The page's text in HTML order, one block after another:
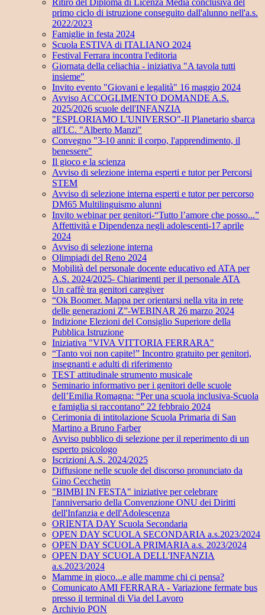
Ritiro del Diploma di Licenza Media conclusiva del
primo ciclo di istruzione conseguito dall'alunno nell'a.s.
2022/2023
Famiglie in festa 2024
Scuola ESTIVA di ITALIANO 2024
Festival Ferrara incontra l'editoria
Giornata della celiachia - iniziativa "A tavola tutti
insieme"
Invito evento "Giovani e legalità" 16 maggio 2024
Avviso ACCOGLIMENTO DOMANDE A.S.
2025/2026 scuole dell'INFANZIA
"ESPLORIAMO L'UNIVERSO"-Il Planetario sbarca
all'I.C. "Alberto Manzi"
Convegno "3-10 anni: il corpo, l'apprendimento, il
benessere"
Il gioco e la scienza
Avviso di selezione interna esperti e tutor per Percorsi
STEM
Avviso di selezione interna esperti e tutor per percorso
DM65 Multilinguismo alunni
Invito webinar per genitori-“Tutto l’amore che posso...”
Affettività e Dipendenza negli adolescenti-17 aprile
2024
Avviso di selezione interna
Olimpiadi del Reno 2024
Mobilità del personale docente educativo ed ATA per
A.S. 2024/2025- Chiarimenti per il personale ATA
Un caffè tra genitori caregiver
“Ok Boomer. Mappa per orientarsi nella vita in rete
delle generazioni Z”-WEBINAR 26 marzo 2024
Indizione Elezioni del Consiglio Superiore della
Pubblica Istruzione
Iniziativa "VIVA VITTORIA FERRARA"
“Tanto voi non capite!” Incontro gratuito per genitori,
insegnanti e adulti di riferimento
TEST attitudinale strumento musicale
Seminario informativo per i genitori delle scuole
dell’Emilia Romagna: “Per una scuola inclusiva-Scuola
e famiglia si raccontano” 22 febbraio 2024
Cerimonia di intitolazione Scuola Primaria di San
Martino a Bruno Farber
Avviso pubblico di selezione per il reperimento di un
esperto psicologo
Iscrizioni A.S. 2024/2025
Diffusione nelle scuole del discorso pronunciato da
Gino Cecchetin
"BIMBI IN FESTA" iniziative per celebrare
l'anniversario della Convenzione ONU dei Diritti
dell'Infanzia e dell'Adolescenza
ORIENTA DAY Scuola Secondaria
OPEN DAY SCUOLA SECONDARIA a.s.2023/2024
OPEN DAY SCUOLA PRIMARIA a.s. 2023/2024
OPEN DAY SCUOLA DELL'INFANZIA
a.s.2023/2024
Mamme in gioco...e alle mamme chi ci pensa?
Comunicato AMI FERRARA - Variazione fermate bus
presso il terminal di Via del Lavoro
Archivio PON